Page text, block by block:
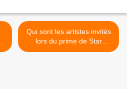
Qui sont les artistes invités
lors du prime de Star
academy ce samedi soir ? >